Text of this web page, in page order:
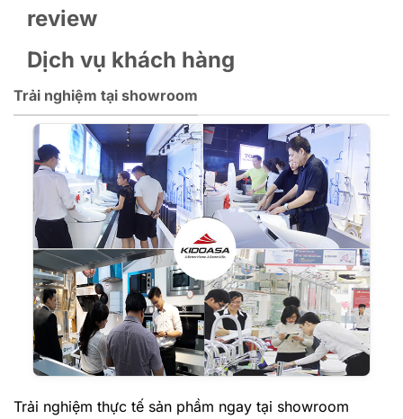
review
Dịch vụ khách hàng
Trải nghiệm tại showroom
Trải nghiệm thực tế sản phầm ngay tại showroom